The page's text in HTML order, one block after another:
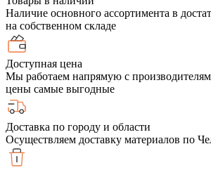
Наличие основного ассортимента в
на собственном складе
Доступная цена
Мы работаем напрямую с
цены самые выгодные
Доставка по городу и области
Осуществляем доставку материалов по